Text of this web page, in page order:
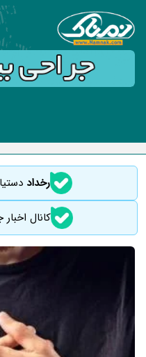
رخداد
کانال